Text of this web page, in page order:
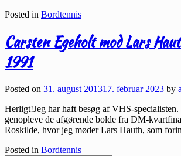
Posted in Bordtennis
Carsten Egeholt mod Lars
1991
Posted on 31. august 201317. februar 2023 by
Herligt!Jeg har haft besøg af VHS-
genopleve de afgørende bolde fra DM-
Roskilde, hvor jeg møder Lars Hauth, som
Posted in Bordtennis